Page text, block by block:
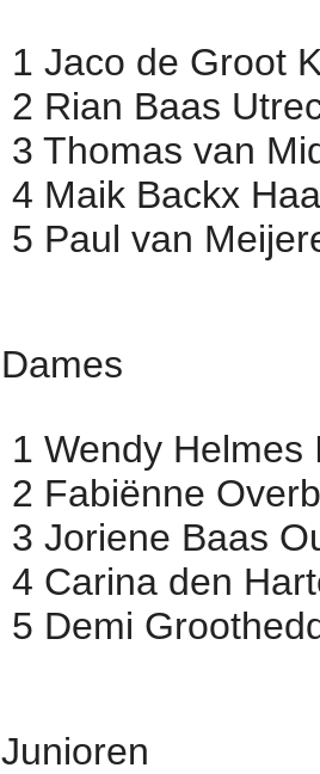
1 Jaco de Groot
2 Rian Baas
3 Thomas van
4 Maik Backx
5 Paul van
Dames
1 Wendy Helmes
2 Fabiënne
3 Joriene Baas
4 Carina den
5 Demi
Junioren